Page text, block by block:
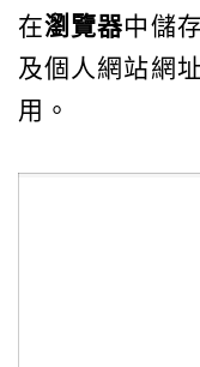
在瀏覽器中儲
及個人網站網
用。